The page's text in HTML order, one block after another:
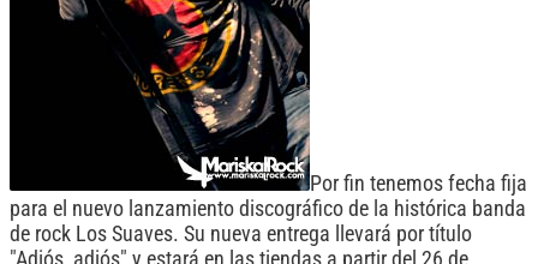
Por fin tenemos fecha fija
para el nuevo lanzamiento discográfico de la histórica banda
de rock Los Suaves. Su nueva entrega llevará por título
"Adiós, adiós" y estará en las tiendas a partir del 26 de